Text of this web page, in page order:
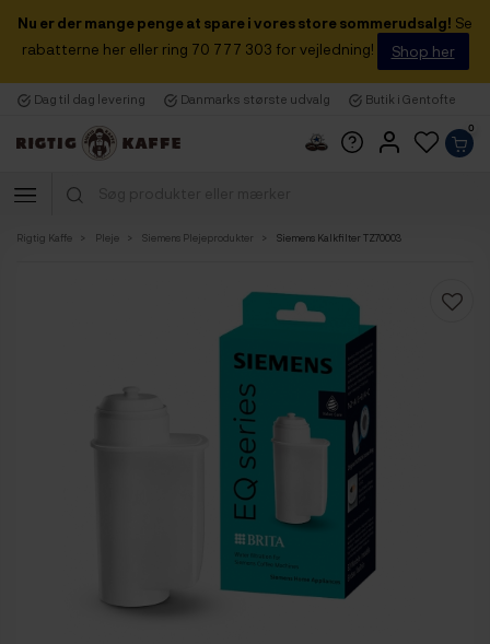
Nu er der mange penge at spare i vores store sommerudsalg! Se
rabatterne her eller ring 70 777 303 for vejledning!
Shop her
Dag til dag levering Danmarks største udvalg Butik i Gentofte
0
Rigtig Kaffe Pleje Siemens Plejeprodukter Siemens Kalkfilter TZ70003